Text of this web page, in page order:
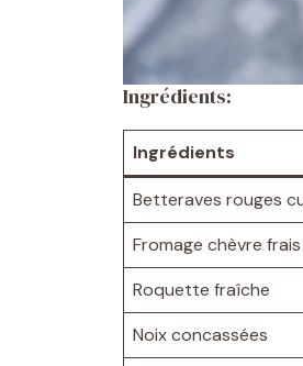
Ingrédients:
Ingrédients
Betteraves rouges
Fromage chèvre frais
Roquette fraîche
Noix concassées